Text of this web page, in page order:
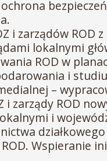
i zarządów ROD
lokalnymi
ROD w
i
–
zarządy ROD
i
Wspieranie